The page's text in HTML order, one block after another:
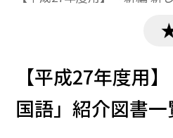
【平成27年度用
国語」紹介図書一